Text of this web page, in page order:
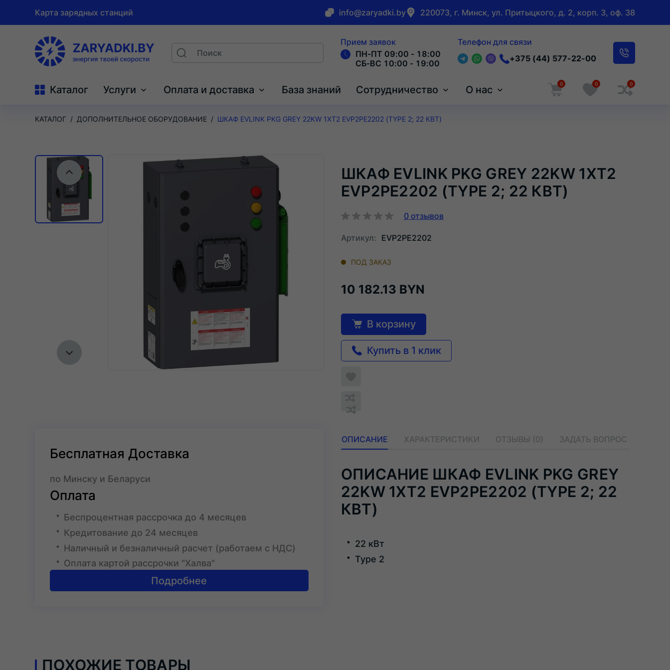
Карта зарядных станций info@zaryadki.by 220073, г. Минск, ул. Притыцкого, д. 2, корп. 3, оф. 38
На
главную
ПоискSearch
Прием заявок
ПН-ПТ 09:00 - 18:00
СБ-ВС 10:00 - 19:00
Телефон для связи
+375 (44) 577-22-00
Каталог Услуги Оплата и доставка База знаний Сотрудничество О нас 0 0 0
КАТАЛОГ ДОПОЛНИТЕЛЬНОЕ ОБОРУДОВАНИЕ ШКАФ EVLINK PKG GREY 22KW 1XT2 EVP2PE2202 (TYPE 2; 22 КВТ)
ШКАФ EVLINK PKG GREY 22KW 1XT2
EVP2PE2202 (TYPE 2; 22 КВТ)
0отзывов
Артикул: EVP2PE2202
ПОД ЗАКАЗ
10 182.13 BYN
В корзину
Купить в 1 клик
желаемого
сравнения
Бесплатная Доставка
по Минску и Беларуси
Оплата
Беспроцентная рассрочка до 4 месяцев
Кредитование до 24 месяцев
Наличный и безналичный расчет (работаем с НДС)
Оплата картой рассрочки "Халва"
Подробнее
Предыдущий слайд
Следующий слайд
ОПИСАНИЕ ХАРАКТЕРИСТИКИ ОТЗЫВЫ (0) ЗАДАТЬ ВОПРОС
ОПИСАНИЕ ШКАФ EVLINK PKG GREY
22KW 1XT2 EVP2PE2202 (TYPE 2; 22
КВТ)
22 кВт
Type 2
ПОХОЖИЕ ТОВАРЫ